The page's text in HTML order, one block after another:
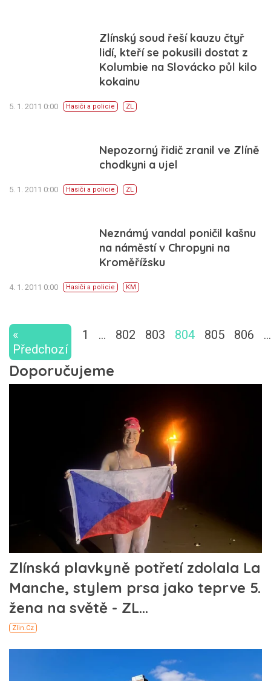
Zlínský soud řeší kauzu čtyř
lidí, kteří se pokusili dostat z
Kolumbie na Slovácko půl kilo
kokainu
5. 1. 2011 0:00 Hasiči a policie ZL
Nepozorný řidič zranil ve Zlíně
chodkyni a ujel
5. 1. 2011 0:00 Hasiči a policie ZL
Neznámý vandal poničil kašnu
na náměstí v Chropyni na
Kroměřížsku
4. 1. 2011 0:00 Hasiči a policie KM
«
Předchozí
1 … 802 803 804 805 806 …